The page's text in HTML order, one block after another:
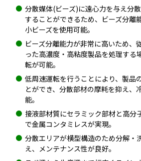
分散媒体(ビーズ)に遠心力を与え分
することができるため、ビーズ分離
小ビーズを使用可能。
ビーズ分離能力が非常に高いため、
った高濃度・高粘度製品を処理する
転が可能。
低周速運転を行うことにより、製品
とができ、分散部材の摩耗を抑え、
能。
接液部材質にセラミック部材と高分
で金属コンタミレスが実現。
分散エリアが横型構造のため分解・
え、メンテナンス性が良好。